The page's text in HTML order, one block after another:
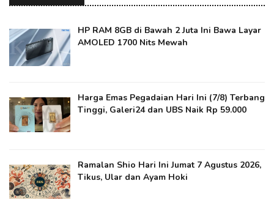
HP RAM 8GB di Bawah 2 Juta Ini Bawa Layar
AMOLED 1700 Nits Mewah
Harga Emas Pegadaian Hari Ini (7/8) Terbang
Tinggi, Galeri24 dan UBS Naik Rp 59.000
Ramalan Shio Hari Ini Jumat 7 Agustus 2026,
Tikus, Ular dan Ayam Hoki